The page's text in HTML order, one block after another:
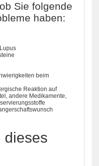
Sie folgende
haben:
beim
Reaktion auf
andere Medikamente,
dieses